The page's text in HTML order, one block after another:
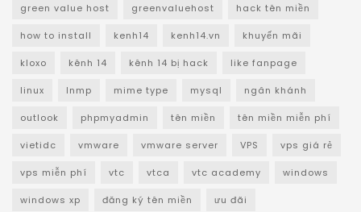
green value host greenvaluehost hack tên miền
how to install kenh14 kenh14.vn khuyến mãi
kloxo kênh 14 kênh 14 bị hack like fanpage
linux lnmp mime type mysql ngân khánh
outlook phpmyadmin tên miền tên miền miễn phí
vietidc vmware vmware server VPS vps giá rẻ
vps miễn phí vtc vtca vtc academy windows
windows xp đăng ký tên miền ưu đãi